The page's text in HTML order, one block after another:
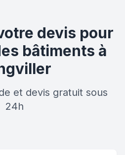
devis pour
bâtiments à
et devis gratuit sous
24h